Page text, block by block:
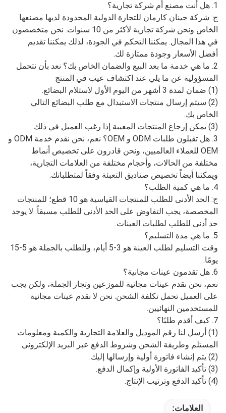
1. هل أنت مصنع أم شركة تجارية؟
ج: شركة جينان كارمان للتجارة الدولية المحدودة لديها مصنعها
الخاص ونحن شركة تجارية لأكثر من 10 سنوات. نحن متخصصون
في هذا المجال. يمكننا التحكم في الجودة، لذلك يمكننا تقديم
أفضل الأسعار وجودة ممتازة لك.
2. ما هي خدمة ما بعد البيع والضمان الخاص بك؟ نعد بأن نتحمل
المسؤولية عن ما يلي عند اكتشاف عيب في المنتج
(1) ضمان لمدة 3 أشهر من اليوم الأول لاستلام البضائع.
(2) سيتم إرسال منتجات الاستبدال مع طلب البضائع التالي
الخاص بك.
(3) يمكن إرجاع المنتجات المعيبة إذا رغب العميل في ذلك.
3. هل تقبلون طلبات ODM و OEM؟ نعم، نحن نقدم خدمة ODM و
OEM للعملاء العالميين، ونحن قادرون على تخصيص أنماط
مختلفة من الحالات، وأحجام مختلفة من العلامات التجارية،
ويمكننا أيضاً تخصيص صناديق التعبئة وفقاً لمتطلباتك.
4. ما هي كمية الطلب؟
ج: الحد الأدنى للطلب للمنتجات القياسية هو 10 قطع؛ للمنتجات
المخصصة، يجب التفاوض على الحد الأدنى للطلب مسبقاً. لا يوجد
حد أدنى للطلب لطلبات العينات.
5. ما هي مدة التسليم؟
وقت التسليم لطلب العينة هو 3-5 أيام، وللطلب بالجملة هو 5-15
يومًا.
6. هل تقدمون عينات مجانية؟
نعم، نحن نقدم عينات مجانية للموزعين وتجار الجملة، ولكن يجب
على العميل تحمل تكلفة الشحن. نحن لا نقدم عينات مجانية
للمستخدمين النهائيين.
7. كيف أقدم طلبًا؟
(1) أرسل لنا رقم الموديل والعلامة التجارية والكمية ومعلومات
المستلم وطريقة الشحن وشروط الدفع عبر البريد الإلكتروني.
(2) يتم إنشاء فاتورة أولية وإرسالها إليك.
(3) تأكيد الفاتورة الأولية وإكمال الدفع.
(4) تأكيد الدفع وترتيب الإنتاج.
العلامات: